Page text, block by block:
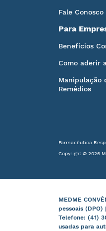
Fale Conosco
Para
Benefícios
Como aderir
Manipulação
Remédios
Farmacêutica
Copyright © 2026
MEDME
pessoais
Telefone: (41)
usadas para